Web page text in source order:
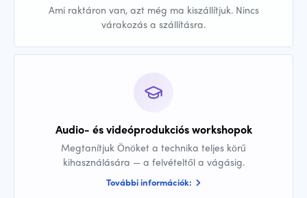
Ami raktáron van, azt még ma kiszállítjuk. Nincs
várakozás a szállításra.
Audio- és videóprodukciós workshopok
Megtanítjuk Önöket a technika teljes körű
kihasználására — a felvételtől a vágásig.
További információk: